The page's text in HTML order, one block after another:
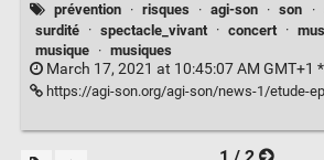
prévention · risques · agi-son · son ·
surdité
· spectacle_vivant · concert ·
musique
· musiques
March 17, 2021 at 10:45:07 AM GMT+1 *
https://agi-son.org/agi-son/news-1/etude-